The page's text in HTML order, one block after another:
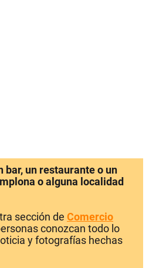
bar, un restaurante o un
o alguna localidad
sección de Comercio
conozcan todo lo
y fotografías hechas